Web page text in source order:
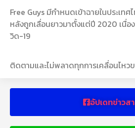
Free Guys มีกำหนดเข้าฉายในประเท
หลังถูกเลื่อนยาวมาตั้งแต่ปี 2020 เนื่อ
วิด-19
ติดตามและไม่พลาดทุกการเคลื่อนไหว
อัปเดทข่าวส